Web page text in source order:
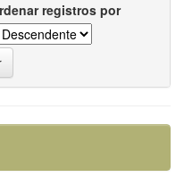
registros por